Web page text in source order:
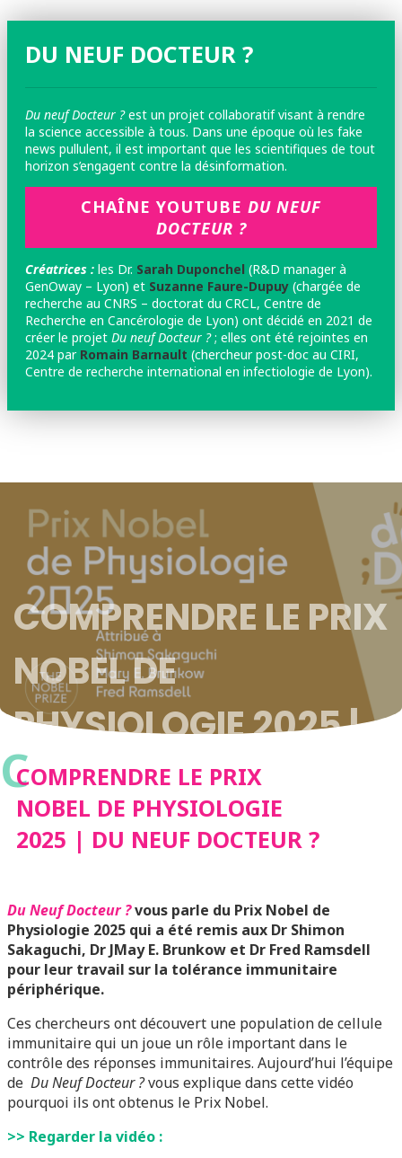
DU NEUF DOCTEUR ?
Du neuf Docteur ?est un projet collaboratif visant à rendre
la science accessible à tous. Dans une époque où les fake
news pullulent, il est important que les scientifiques de tout
horizon s’engagent contre la désinformation.
CHAÎNE YOUTUBE DU NEUF
DOCTEUR ?
Créatrices : les Dr. Sarah Duponchel (R&D manager à
GenOway – Lyon) et Suzanne Faure-Dupuy (chargée de
recherche au CNRS – doctorat du CRCL, Centre de
Recherche en Cancérologie de Lyon) ont décidé en 2021 de
créer le projet Du neuf Docteur ?; elles ont été rejointes en
2024 parRomain Barnault (chercheur post-doc au CIRI,
Centre de recherche international en infectiologie de Lyon).
COMPRENDRE LE PRIX
NOBEL DE
PHYSIOLOGIE 2025 |
DU NEUF DOCTEUR ?
CCOMPRENDRE LE PRIX
NOBEL DE PHYSIOLOGIE
2025 | DU NEUF DOCTEUR ?
Du Neuf Docteur ?vous parle du Prix Nobel de
Physiologie 2025 qui a été remis aux Dr Shimon
Sakaguchi, Dr JMay E. Brunkow et Dr Fred Ramsdell
pour leur travail sur la tolérance immunitaire
périphérique.
Ces chercheurs ont découvert une population de cellule
immunitaire qui un joue un rôle important dans le
contrôle des réponses immunitaires. Aujourd’hui l’équipe
de Du Neuf Docteur ?vous explique dans cette vidéo
pourquoi ils ont obtenus le Prix Nobel.
>> Regarder la vidéo :